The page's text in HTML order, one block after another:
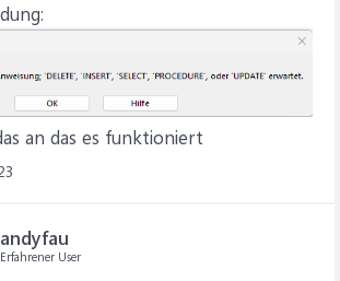
an das es funktioniert
andyfau
Erfahrener User